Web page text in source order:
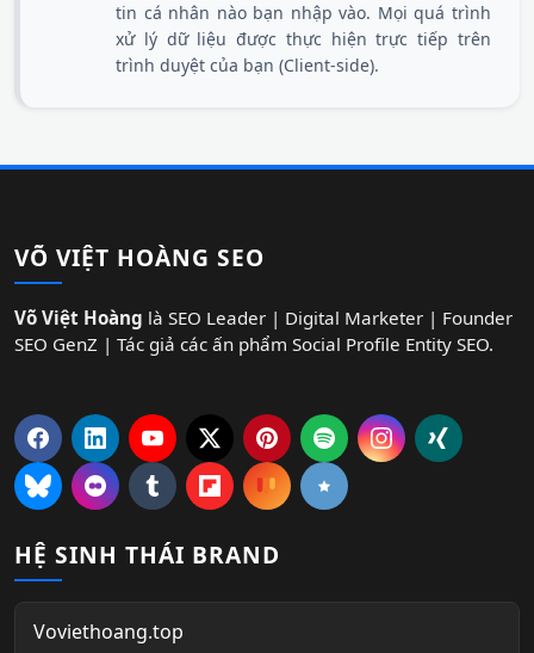
tin cá nhân nào bạn nhập vào. Mọi quá trình
xử lý dữ liệu được thực hiện trực tiếp trên
trình duyệt của bạn (Client-side).
VÕ VIỆT HOÀNG SEO
Võ Việt Hoàng là SEO Leader | Digital Marketer | Founder
SEO GenZ | Tác giả các ấn phẩm Social Profile Entity SEO.
HỆ SINH THÁI BRAND
Voviethoang.top